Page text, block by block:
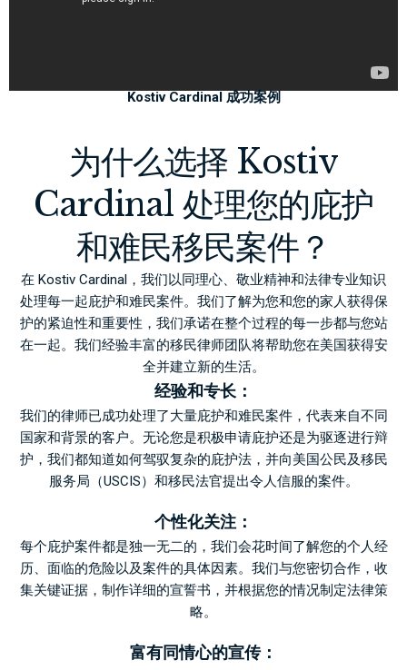
Kostiv Cardinal 成功案例
为什么选择 Kostiv
Cardinal 处理您的庇护
和难民移民案件？
在 Kostiv Cardinal，我们以同理心、敬业精神和法律专业知识
处理每一起庇护和难民案件。我们了解为您和您的家人获得保
护的紧迫性和重要性，我们承诺在整个过程的每一步都与您站
在一起。我们经验丰富的移民律师团队将帮助您在美国获得安
全并建立新的生活。
经验和专长：
我们的律师已成功处理了大量庇护和难民案件，代表来自不同
国家和背景的客户。无论您是积极申请庇护还是为驱逐进行辩
护，我们都知道如何驾驭复杂的庇护法，并向美国公民及移民
服务局（USCIS）和移民法官提出令人信服的案件。
个性化关注：
每个庇护案件都是独一无二的，我们会花时间了解您的个人经
历、面临的危险以及案件的具体因素。我们与您密切合作，收
集关键证据，制作详细的宣誓书，并根据您的情况制定法律策
略。
富有同情心的宣传：